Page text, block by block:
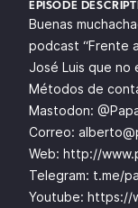
EPISODE
Buenas
podcast “Frente
José Luis que no
Métodos de
Mastodon: @
Correo:
Web: http://
Telegram: t.me/
Youtube: https://